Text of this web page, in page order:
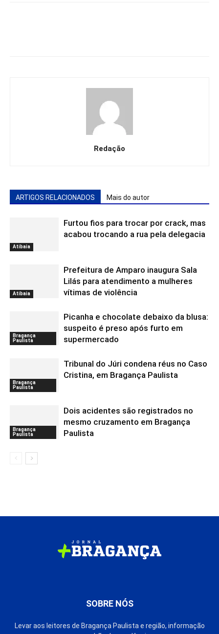
Redação
ARTIGOS RELACIONADOS Mais do autor
Atibaia
Furtou fios para trocar por crack, mas
acabou trocando a rua pela delegacia
Atibaia
Prefeitura de Amparo inaugura Sala
Lilás para atendimento a mulheres
vítimas de violência
Bragança
Paulista
Picanha e chocolate debaixo da blusa:
suspeito é preso após furto em
supermercado
Bragança
Paulista
Tribunal do Júri condena réus no Caso
Cristina, em Bragança Paulista
Bragança
Paulista
Dois acidentes são registrados no
mesmo cruzamento em Bragança
Paulista
SOBRE NÓS
Levar aos leitores de Bragança Paulista e região, informação